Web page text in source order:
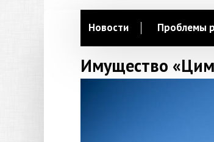
Новости Проблемы
Имущество